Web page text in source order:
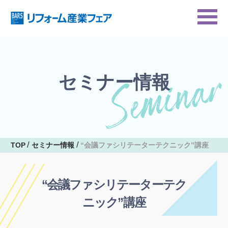
セミナー情報
TOP セミナー情報 “会議ファシリテーターテクニック”講座
“会議ファシリテーターテク
ニック”講座